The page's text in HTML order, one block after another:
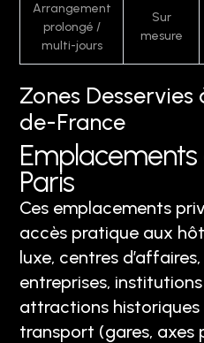
Arrangement
prolongé /
multi-jours
Sur
mesure
Zones Desservies
de-France
Paris
Ces emplacements
accès pratique aux
luxe, centres
entreprises,
attractions historiques
transport (gares, axes